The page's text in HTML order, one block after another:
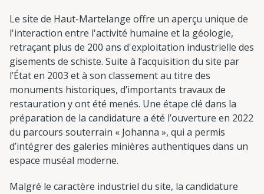
Le site de Haut-Martelange offre un aperçu unique de
l'interaction entre l'activité humaine et la géologie,
retraçant plus de 200 ans d'exploitation industrielle des
gisements de schiste. Suite à l’acquisition du site par
l’État en 2003 et à son classement au titre des
monuments historiques, d’importants travaux de
restauration y ont été menés. Une étape clé dans la
préparation de la candidature a été l’ouverture en 2022
du parcours souterrain « Johanna », qui a permis
d’intégrer des galeries minières authentiques dans un
espace muséal moderne.
Malgré le caractère industriel du site, la candidature